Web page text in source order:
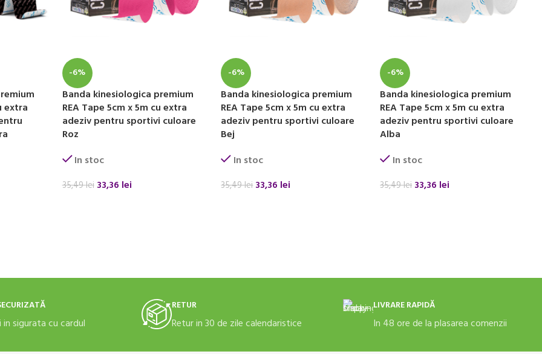
extra
-6%
Banda kinesiologica premium
REA Tape 5cm x 5m cu extra
adeziv pentru sportivi culoare
Roz
In stoc
35,49lei 33,36 lei
-6%
Banda kinesiologica premium
REA Tape 5cm x 5m cu extra
adeziv pentru sportivi culoare
Bej
In stoc
35,49lei 33,36 lei
-6%
Banda kinesiologica premium
REA Tape 5cm x 5m cu extra
adeziv pentru sportivi culoare
Alba
In stoc
35,49lei 33,36 lei
sigurata cu cardul
RETUR
Retur in 30 de zile calendaristice
LIVRARE RAPIDĂ
In 48 ore de la plasarea comenzii